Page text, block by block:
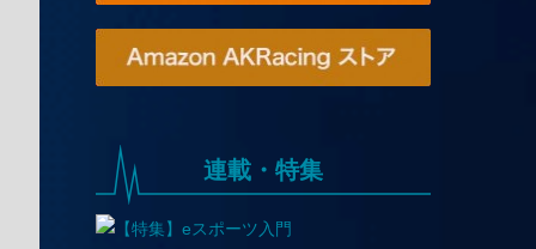
連載・特集